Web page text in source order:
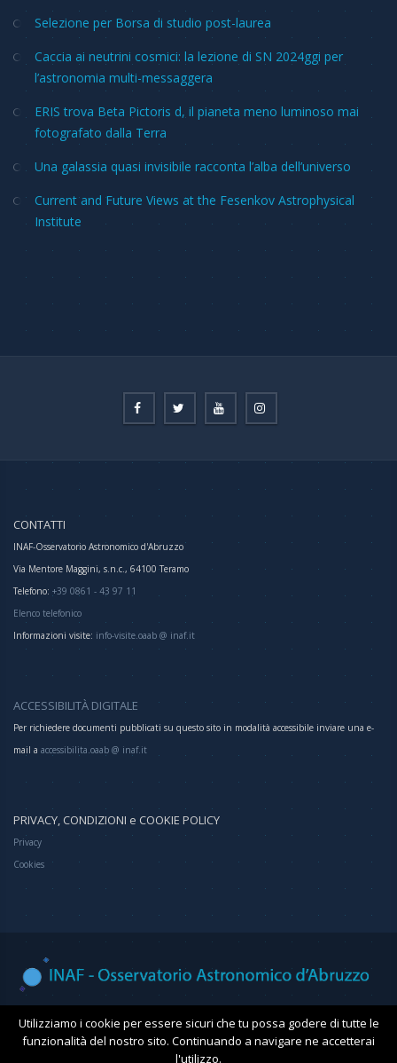
Selezione per Borsa di studio post-laurea
Caccia ai neutrini cosmici: la lezione di SN 2024ggi per
l’astronomia multi-messaggera
ERIS trova Beta Pictoris d, il pianeta meno luminoso mai
fotografato dalla Terra
Una galassia quasi invisibile racconta l’alba dell’universo
Current and Future Views at the Fesenkov Astrophysical
Institute
CONTATTI
INAF-Osservatorio Astronomico d'Abruzzo
Via Mentore Maggini, s.n.c., 64100 Teramo
Telefono: +39 0861 - 43 97 11
Elenco telefonico
Informazioni visite: info-visite.oaab @ inaf.it
ACCESSIBILITÀ DIGITALE
Per richiedere documenti pubblicati su questo sito in modalità accessibile inviare una e-
mail a accessibilita.oaab @ inaf.it
PRIVACY, CONDIZIONI e COOKIE POLICY
Privacy
Cookies
Utilizziamo i cookie per essere sicuri che tu possa godere di tutte le
funzionalità del nostro sito. Continuando a navigare ne accetterai
l'utilizzo.